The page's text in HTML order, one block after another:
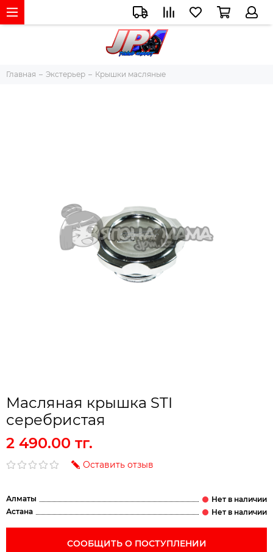
Главная Экстерьер Крышки масляные
Масляная крышка STI
серебристая
2 490.00 тг.
Оставить отзыв
Алматы
Астана
СООБЩИТЬ О ПОСТУПЛЕНИИ